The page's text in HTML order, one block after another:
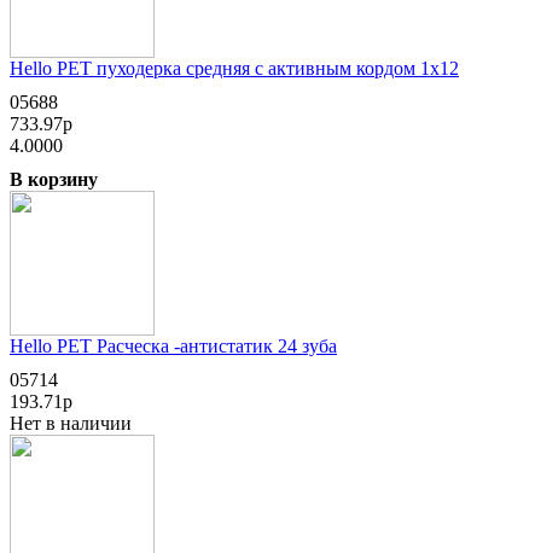
Hello PET пуходерка средняя с активным кордом 1х12
05688
733.97р
4.0000
В корзину
Hello PET Расческа -антистатик 24 зуба
05714
193.71р
Нет в наличии